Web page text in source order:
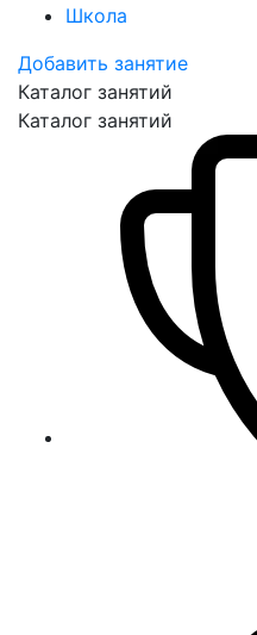
Школа
Добавить занятие
Каталог занятий
Каталог занятий